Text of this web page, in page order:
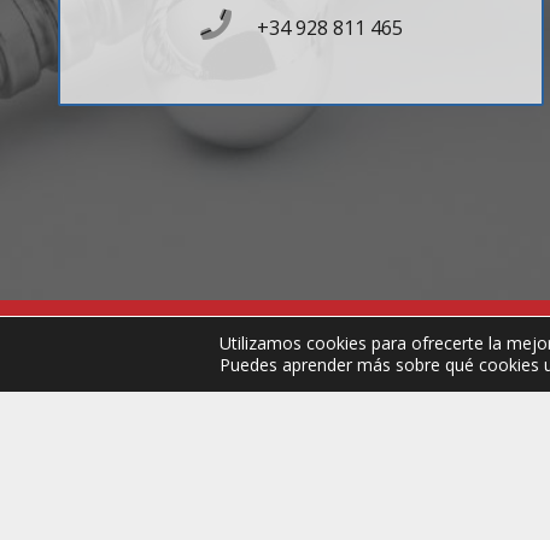
+34 928 811 465
© Copyright 2025 . SIL – Todos los derechos
Utilizamos cookies para ofrecerte la
Puedes aprender más sobre qué